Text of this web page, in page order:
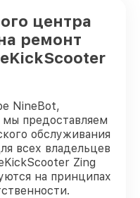
центра
ремонт
NineBot,
предоставляем
обслуживания
всех владельцев
Zing
на принципах